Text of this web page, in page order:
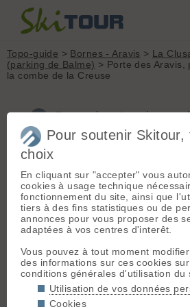
Topo-guide > Bornes - Aravis > La
(parking de Balme) > Porte des Aravis,
la combe de la Creuse
Porte des Aravis, par
Creuse (Bornes -
Départ :La Clusaz (parking de
Balme)(1290 m) - Depuis Annecy,
se rendre à Thônes puis à la
Clusaz.
Suivre la route des Confins jusqu'au
départ des remontées mécaniques
de Balme
Itinéraire :Depuis le départ
des bennes, rejoindre la combe du
Fernuy (combe très caractéristiques
Pour soutenir Skitour,
choix
En cliquant sur "accepter" vous
cookies à usage technique
fonctionnement du site, ainsi que
tiers à des fins statistiques ou de
annonces pour vous proposer des
adaptées à vos centres d'interêt.
Vous pouvez à tout moment
des informations sur ces cookies
conditions générales d'utilisation du
Utilisation de vos données
Cookies